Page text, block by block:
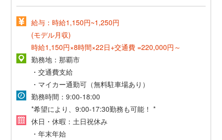
給与：時給1,150円~1,250円
(モデル月収)
時給1,150円×8時間×22日+交通費 =220,000円～
勤務地：那覇市
・交通費支給
・マイカー通勤可（無料駐車場あり）
勤務時間：9:00-18:00
*希望により、9:00-17:30勤務も可能！ *
休日・休暇：土日祝休み
・年末年始